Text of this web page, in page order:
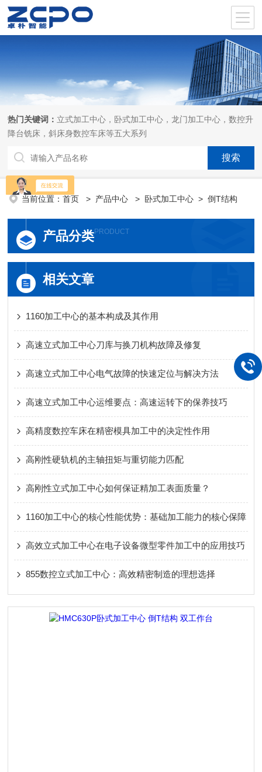
热门关键词： 立式加工中心，卧式加工中心，龙门加工中心，数控升
降台铣床，斜床身数控车床等五大系列
当前位置：首页 > 产品中心 > 卧式加工中心 >倒T结构
产品分类PRODUCT
相关文章
1160加工中心的基本构成及其作用
高速立式加工中心刀库与换刀机构故障及修复
高速立式加工中心电气故障的快速定位与解决方法
高速立式加工中心运维要点：高速运转下的保养技巧
高精度数控车床在精密模具加工中的决定性作用
高刚性硬轨机的主轴扭矩与重切能力匹配
高刚性立式加工中心如何保证精加工表面质量？
1160加工中心的核心性能优势：基础加工能力的核心保障
高效立式加工中心在电子设备微型零件加工中的应用技巧
855数控立式加工中心：高效精密制造的理想选择